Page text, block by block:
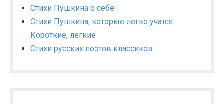
Стихи Пушкина о себе
Стихи Пушкина, которые легко учатся:
Короткие, легкие
Стихи русских поэтов классиков